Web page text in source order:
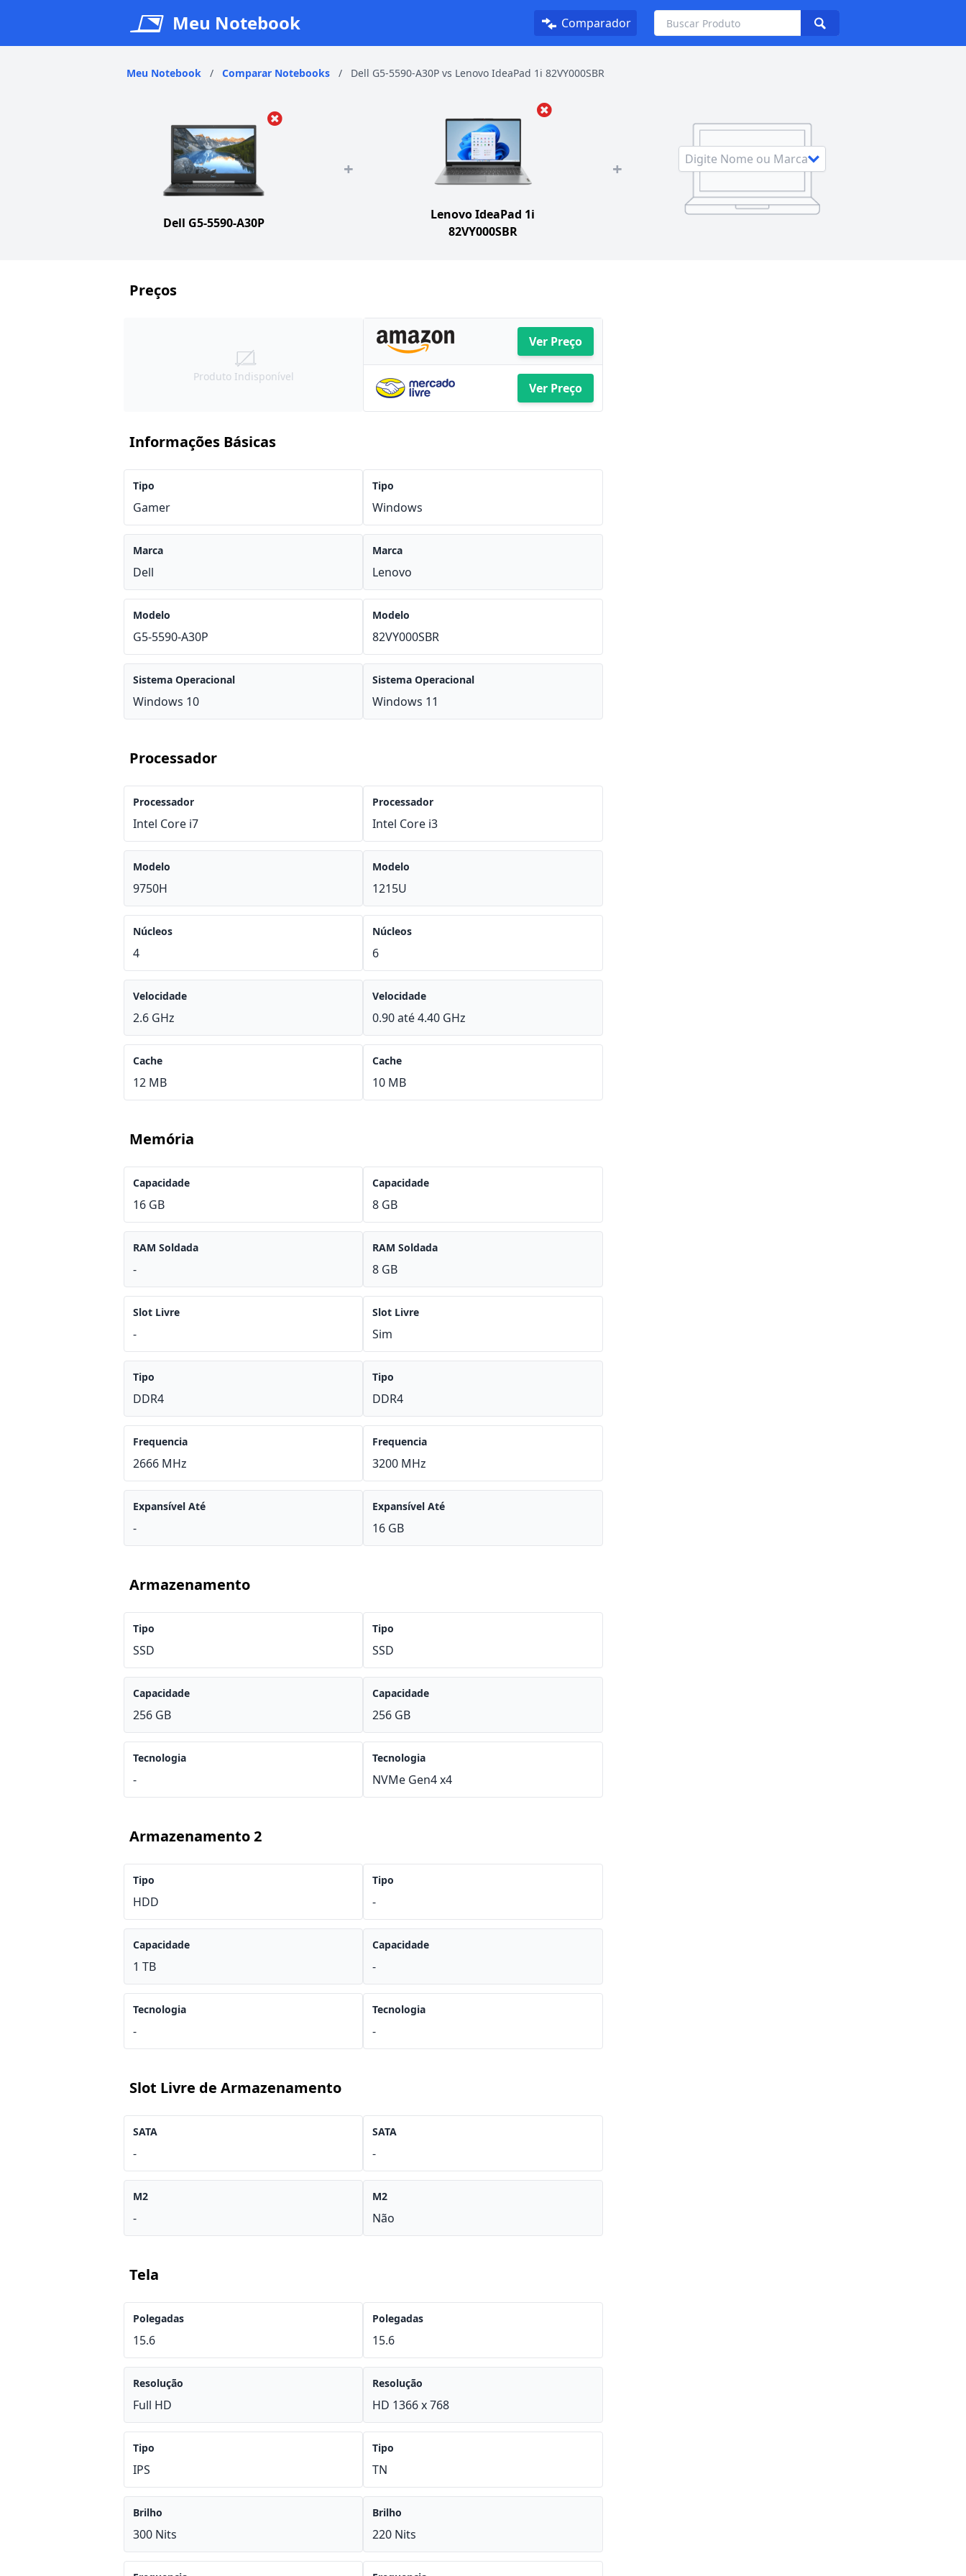
Meu Notebook Comparador
Meu Notebook / Comparar Notebooks / Dell G5-5590-A30P vs Lenovo IdeaPad 1i 82VY000SBR
Dell G5-5590-A30P
+
Lenovo IdeaPad 1i
82VY000SBR
+
Preços
Produto Indisponível
Ver Preço
Ver Preço
Informações Básicas
Tipo
Gamer
Marca
Dell
Modelo
G5-5590-A30P
Sistema Operacional
Windows 10
Tipo
Windows
Marca
Lenovo
Modelo
82VY000SBR
Sistema Operacional
Windows 11
Processador
Processador
Intel Core i7
Modelo
9750H
Núcleos
4
Velocidade
2.6 GHz
Cache
12 MB
Processador
Intel Core i3
Modelo
1215U
Núcleos
6
Velocidade
0.90 até 4.40 GHz
Cache
10 MB
Memória
Capacidade
16 GB
RAM Soldada
-
Slot Livre
-
Tipo
DDR4
Frequencia
2666 MHz
Expansível Até
-
Capacidade
8 GB
RAM Soldada
8 GB
Slot Livre
Sim
Tipo
DDR4
Frequencia
3200 MHz
Expansível Até
16 GB
Armazenamento
Tipo
SSD
Capacidade
256 GB
Tecnologia
-
Tipo
SSD
Capacidade
256 GB
Tecnologia
NVMe Gen4 x4
Armazenamento 2
Tipo
HDD
Capacidade
1 TB
Tecnologia
-
Tipo
-
Capacidade
-
Tecnologia
-
Slot Livre de Armazenamento
SATA
-
M2
-
SATA
-
M2
Não
Tela
Polegadas
15.6
Resolução
Full HD
Tipo
IPS
Brilho
300 Nits
Polegadas
15.6
Resolução
HD 1366 x 768
Tipo
TN
Brilho
220 Nits